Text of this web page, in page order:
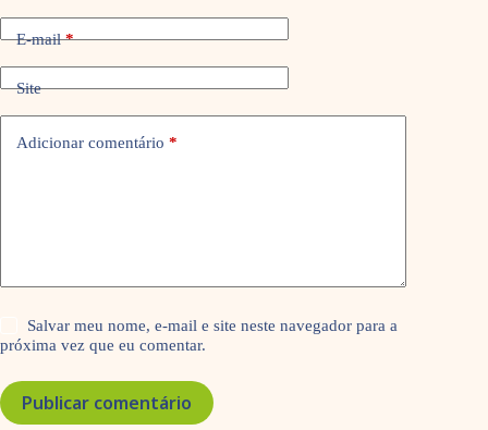
E-mail*
Site
Adicionar comentário *
Salvar meu nome, e-mail e site neste navegador para a
próxima vez que eu comentar.
Publicar comentário